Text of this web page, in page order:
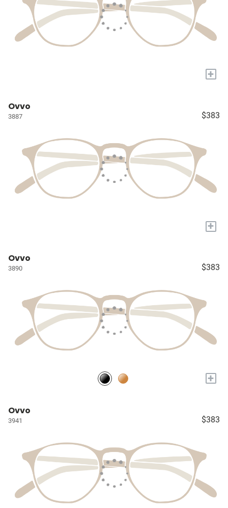
+
Ovvo
3887 $383
+
Ovvo
3890 $383
+
Ovvo
3941 $383